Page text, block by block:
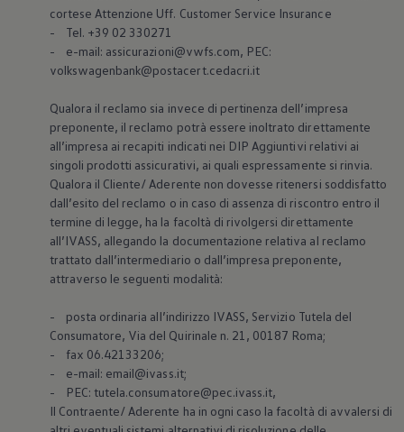
cortese Attenzione Uff. Customer Service Insurance
- Tel. +39 02 330271
- e-mail: assicurazioni@vwfs.com, PEC:
volkswagenbank@postacert.cedacri.it
Qualora il reclamo sia invece di pertinenza dell’impresa
preponente, il reclamo potrà essere inoltrato direttamente
all’impresa ai recapiti indicati nei DIP Aggiuntivi relativi ai
singoli prodotti assicurativi, ai quali espressamente si rinvia.
Qualora il Cliente/ Aderente non dovesse ritenersi soddisfatto
dall’esito del reclamo o in caso di assenza di riscontro entro il
termine di legge, ha la facoltà di rivolgersi direttamente
all’IVASS, allegando la documentazione relativa al reclamo
trattato dall’intermediario o dall’impresa preponente,
attraverso le seguenti modalità:
- posta ordinaria all’indirizzo IVASS, Servizio Tutela del
Consumatore, Via del Quirinale n. 21, 00187 Roma;
- fax 06.42133206;
- e-mail: email@ivass.it;
- PEC: tutela.consumatore@pec.ivass.it,
Il Contraente/ Aderente ha in ogni caso la facoltà di avvalersi di